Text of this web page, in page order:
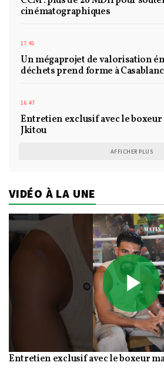
cinématographiques
17:45
Un mégaprojet de valorisation
déchets prend forme à
16:47
Entretien exclusif avec le
Jkitou
AFFICHER PLUS
VIDÉO À LA UNE
Entretien exclusif avec le boxeur